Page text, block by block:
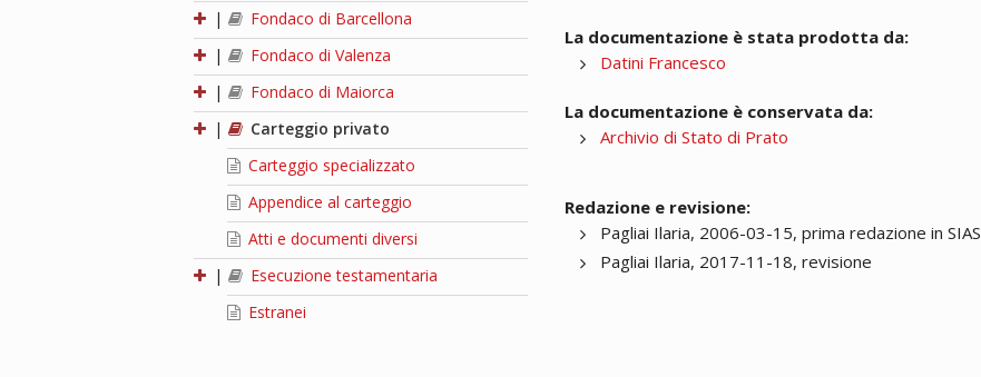
|
Fondaco di Barcellona
|
Fondaco di Valenza
|
Fondaco di Maiorca
|
Carteggio privato
Carteggio specializzato
Appendice al carteggio
Atti e documenti diversi
|
Esecuzione testamentaria
Estranei
La documentazione è stata prodotta da:
Datini Francesco
La documentazione è conservata da:
Archivio di Stato di Prato
Redazione e revisione:
Pagliai Ilaria, 2006-03-15, prima redazione in SIAS
Pagliai Ilaria, 2017-11-18, revisione